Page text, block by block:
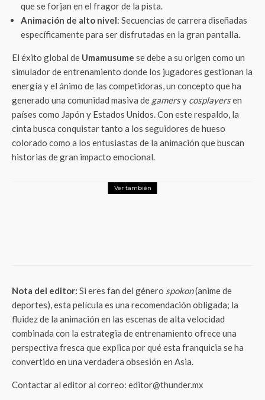
que se forjan en el fragor de la pista.
Animación de alto nivel: Secuencias de carrera diseñadas
específicamente para ser disfrutadas en la gran pantalla.
El éxito global de Umamusume se debe a su origen como un
simulador de entrenamiento donde los jugadores gestionan la
energía y el ánimo de las competidoras, un concepto que ha
generado una comunidad masiva de gamersy cosplayersen
países como Japón y Estados Unidos. Con este respaldo, la
cinta busca conquistar tanto a los seguidores de hueso
colorado como a los entusiastas de la animación que buscan
historias de gran impacto emocional.
Ver también
Nota del editor: Si eres fan del género spokon(anime de
deportes), esta película es una recomendación obligada; la
fluidez de la animación en las escenas de alta velocidad
combinada con la estrategia de entrenamiento ofrece una
perspectiva fresca que explica por qué esta franquicia se ha
convertido en una verdadera obsesión en Asia.
Contactar al editor al correo: editor@thunder.mx